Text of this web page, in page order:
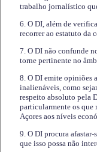
trabalho jornalístico
6. O DI, além de
recorrer ao estatuto da
7. O DI não confunde
torne pertinente no
8. O DI emite opiniões
inalienáveis, como
respeito absoluto pela
particularmente os que
Açores aos níveis
9. O DI procura
que isso possa não